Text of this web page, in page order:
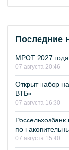
Последние
МРОТ 2027 года
07 августа 20:46
Открыт набор
ВТБ»
07 августа 16:30
по
07 августа 15:40